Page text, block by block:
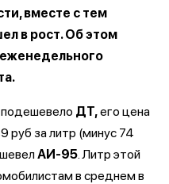
вместе с тем
в рост. Об этом
ДТ,его цена
руб за литр (минус 74
АИ-95. Литр этой
в среднем в